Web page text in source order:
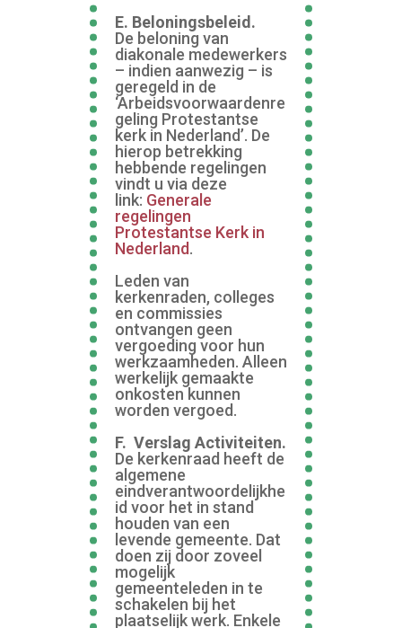
E. Beloningsbeleid.
De beloning van
diakonale medewerkers
– indien aanwezig – is
geregeld in de
‘Arbeidsvoorwaardenre
geling Protestantse
kerk in Nederland’. De
hierop betrekking
hebbende regelingen
vindt u via deze
link: Generale
regelingen
Protestantse Kerk in
Nederland.
Leden van
kerkenraden, colleges
en commissies
ontvangen geen
vergoeding voor hun
werkzaamheden. Alleen
werkelijk gemaakte
onkosten kunnen
worden vergoed.
F. Verslag Activiteiten.
De kerkenraad heeft de
algemene
eindverantwoordelijkhe
id voor het in stand
houden van een
levende gemeente. Dat
doen zij door zoveel
mogelijk
gemeenteleden in te
schakelen bij het
plaatselijk werk. Enkele